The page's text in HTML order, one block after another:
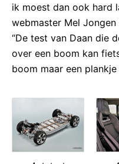
ik moest dan ook hard
webmaster Mel Jongen
“De test van Daan die
over een boom kan
boom maar een